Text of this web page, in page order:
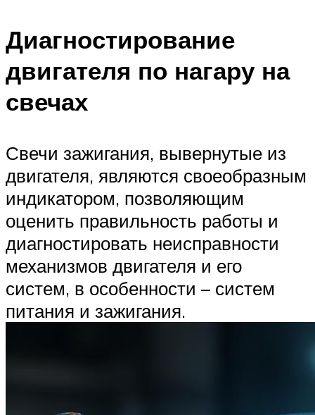
Диагностирование
двигателя по нагару на
свечах
Свечи зажигания, вывернутые из
двигателя, являются своеобразным
индикатором, позволяющим
оценить правильность работы и
диагностировать неисправности
механизмов двигателя и его
систем, в особенности – систем
питания и зажигания.